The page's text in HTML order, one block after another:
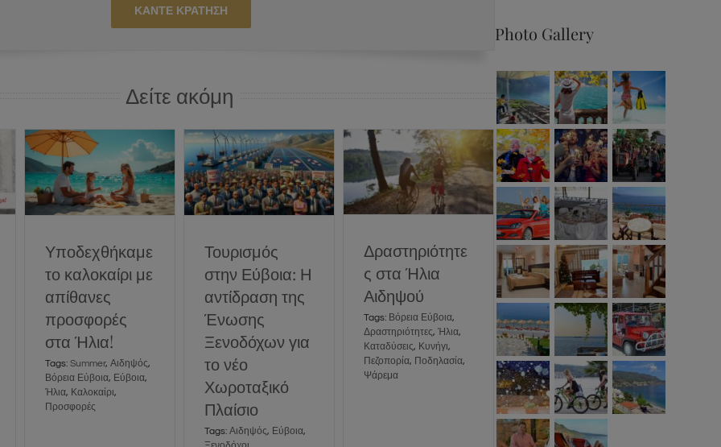
ΚΑΝΤΕ ΚΡΑΤΗΣΗ
Δείτε ακόμη
Υποδεχθήκαμε το
καλοκαίρι με
απίθανες
προσφορές στα
Ήλια!
Υποδεχθήκαμε
το καλοκαίρι με
απίθανες
προσφορές
στα Ήλια!
Tags: Summer, Αιδηψός,
Βόρεια Εύβοια, Εύβοια,
Ήλια, Καλοκαίρι,
Προσφορές
Εύβοια: Η
αντίδραση της
Ένωσης
Ξενοδόχων για το
νέο Χωροταξικό
Πλαίσιο
News
Τουρισμός
στην Εύβοια: Η
αντίδραση της
Ένωσης
Ξενοδόχων για
το νέο
Χωροταξικό
Πλαίσιο
Tags: Αιδηψός, Εύβοια,
Δραστηριότητες
στα Ήλια Αιδηψού
Δραστηριότητε
ς στα Ήλια
Αιδηψού
Tags: Βόρεια Εύβοια,
Δραστηριότητες, Ήλια,
Καταδύσεις, Κυνήγι,
Πεζοπορία, Ποδηλασία,
Ψάρεμα
Photo Gallery